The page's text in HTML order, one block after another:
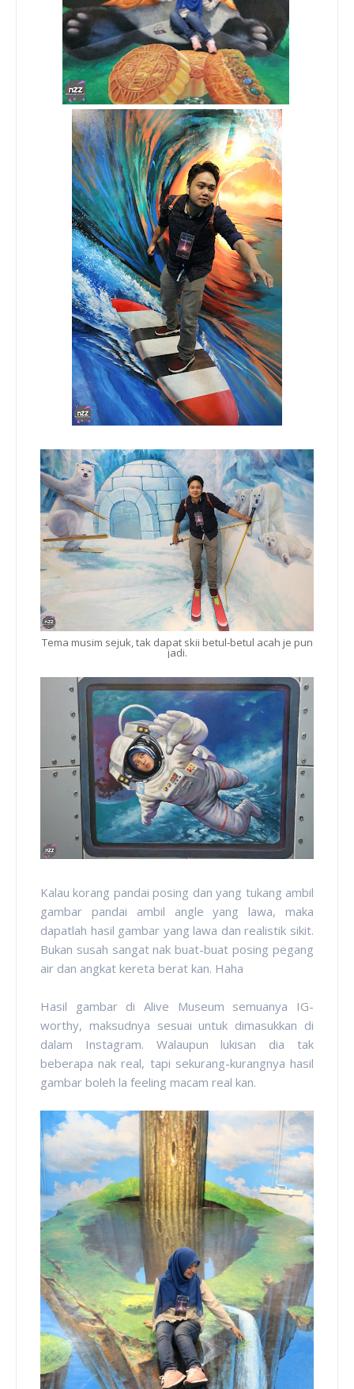
Tema musim sejuk, tak dapat skii betul-betul acah je pun
jadi.
Kalau korang pandai posing dan yang tukang ambil
gambar pandai ambil angle yang lawa, maka
dapatlah hasil gambar yang lawa dan realistik sikit.
Bukan susah sangat nak buat-buat posing pegang
air dan angkat kereta berat kan. Haha
Hasil gambar di Alive Museum semuanya IG-
worthy, maksudnya sesuai untuk dimasukkan di
dalam Instagram. Walaupun lukisan dia tak
beberapa nak real, tapi sekurang-kurangnya hasil
gambar boleh la feeling macam real kan.